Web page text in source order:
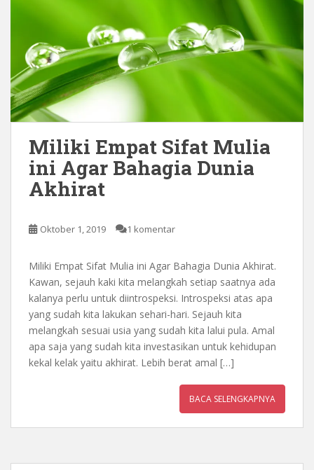
Miliki Empat Sifat Mulia
ini Agar Bahagia Dunia
Akhirat
Oktober 1, 2019 1 komentar
Miliki Empat Sifat Mulia ini Agar Bahagia Dunia Akhirat.
Kawan, sejauh kaki kita melangkah setiap saatnya ada
kalanya perlu untuk diintrospeksi. Introspeksi atas apa
yang sudah kita lakukan sehari-hari. Sejauh kita
melangkah sesuai usia yang sudah kita lalui pula. Amal
apa saja yang sudah kita investasikan untuk kehidupan
kekal kelak yaitu akhirat. Lebih berat amal […]
BACA SELENGKAPNYA